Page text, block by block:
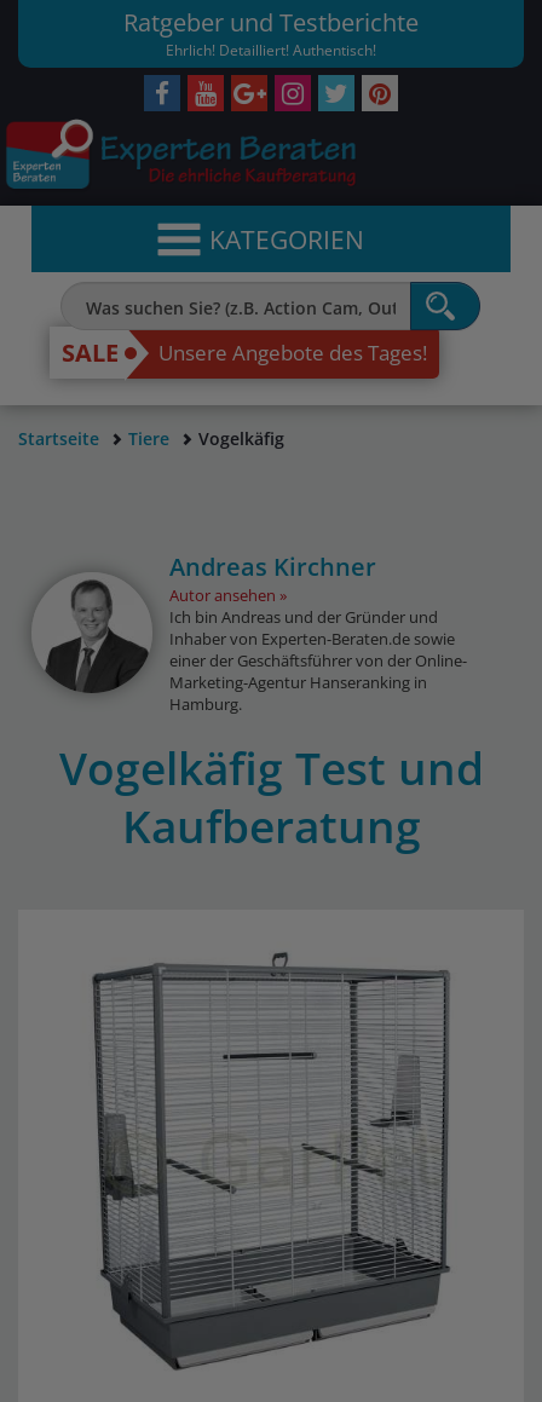
Ratgeber und Testberichte
Ehrlich! Detailliert! Authentisch!
KATEGORIEN
SALE Unsere Angebote des Tages!
Startseite Tiere Vogelkäfig
Andreas Kirchner
Autor ansehen
Ich bin Andreas und der Gründer und
Inhaber von Experten-Beraten.de sowie
einer der Geschäftsführer von der Online-
Marketing-Agentur Hanseranking in
Hamburg.
Vogelkäfig Test und
Kaufberatung